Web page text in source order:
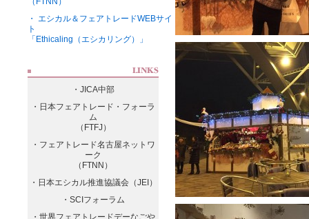
・ エシカル＆フェアトレードWEBサイ
ト
「Ethicaling（エシカリング）」
・JICA中部
・日本フェアトレード・フォーラ
ム
（FTFJ）
・フェアトレード名古屋ネットワ
ーク
（FTNN）
・日本エシカル推進協議会（JEI）
・SCIフォーラム
・世界フェアトレードデーなごや